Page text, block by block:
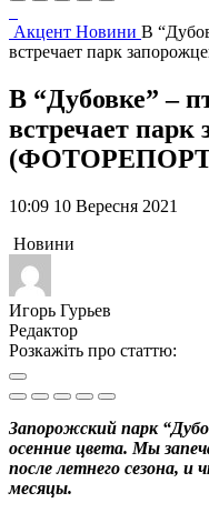
Акцент Новини В
встречает парк
В “Дубовке” –
встречает парк
10:09 10 Вересня 2021
Новини
Игорь Гурьев
Редактор
Розкажіть про статтю:
Запорожский парк
осенние цвета. Мы
после летнего сезона, и
месяцы.